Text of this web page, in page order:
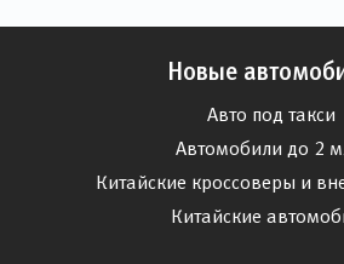
Новые
Авто под такси
Автомобили до 2
Китайские кроссоверы и
Китайские